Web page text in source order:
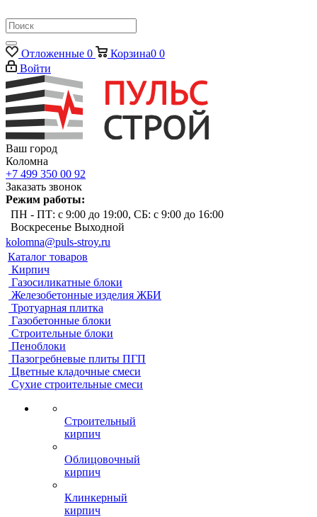
Отложенные 0 Корзина0 0
Войти
Ваш город
Коломна
+7 499 350 00 92
Заказать звонок
Режим работы:
ПН - ПТ: с 9:00 до 19:00, СБ: с 9:00 до 16:00
Воскресенье Выходной
kolomna@puls-stroy.ru
Каталог товаров
Кирпич
Газосиликатные блоки
Железобетонные изделия ЖБИ
Тротуарная плитка
Газобетонные блоки
Строительные блоки
Пеноблоки
Пазогребневые плиты ПГП
Цветные кладочные смеси
Сухие строительные смеси
Строительный
кирпич
Облицовочный
кирпич
Клинкерный
кирпич